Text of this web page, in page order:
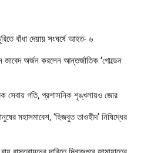
বাঁধা দেয়ায় সংঘর্ষে আহত- ৬
জাবেদ অর্জন করলেন আন্তর্জাতিক ‘গোল্ডেন
সেবায় গতি, প্রশাসনিক শৃঙ্খলায়ও জোর
মহাসমাবেশ, ‘হিজবুত তাওহীদ’ নিষিদ্ধের